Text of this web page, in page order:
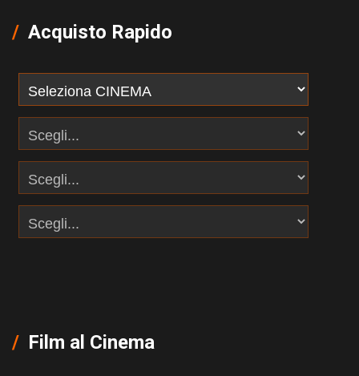
Acquisto Rapido
Film al Cinema